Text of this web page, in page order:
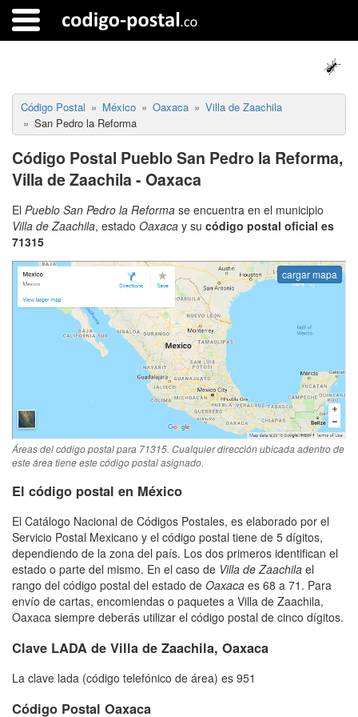
Código Postal México Oaxaca
Villa de Zaachila
San Pedro la Reforma
Código Postal Pueblo San Pedro la Reforma,
Villa de Zaachila - Oaxaca
El Pueblo San Pedro la Reforma se encuentra en el municipio
Villa de Zaachila, estado Oaxaca y su código postal oficial es
71315
cargar mapa
Áreas del código postal para 71315. Cualquier dirección ubicada adentro de
este área tiene este código postal asignado.
El código postal en México
El Catálogo Nacional de Códigos Postales, es elaborado por el
Servicio Postal Mexicano y el código postal tiene de 5 dígitos,
dependiendo de la zona del país. Los dos primeros identifican el
estado o parte del mismo. En el caso de Villa de Zaachila el
rango del código postal del estado de Oaxaca es 68 a 71. Para
envío de cartas, encomiendas o paquetes a Villa de Zaachila,
Oaxaca siempre deberás utilizar el código postal de cinco dígitos.
Clave LADA de Villa de Zaachila, Oaxaca
La clave lada (código telefónico de área) es 951
Código Postal Oaxaca